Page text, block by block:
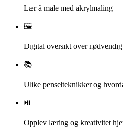
Lær å male med akrylmaling
🖼️
Digital oversikt over
📚
Ulike penselteknikker og
⏯️
Opplev læring og kreativitet